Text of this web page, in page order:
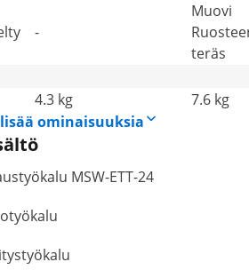
-
Muovi
teräs
4.3 kg
7.6 kg
ominaisuuksia
MSW-ETT-24